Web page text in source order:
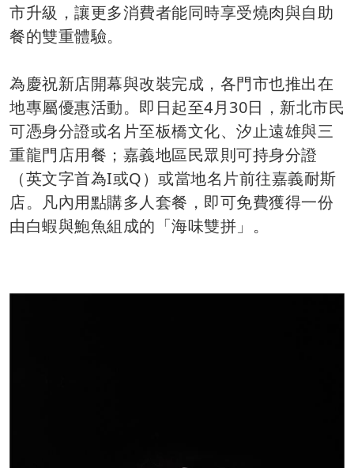
市升級，讓更多消費者能同時享受燒肉與自助
餐的雙重體驗。
為慶祝新店開幕與改裝完成，各門市也推出在
地專屬優惠活動。即日起至4月30日，新北市民
可憑身分證或名片至板橋文化、汐止遠雄與三
重龍門店用餐；嘉義地區民眾則可持身分證
（英文字首為I或Q）或當地名片前往嘉義耐斯
店。凡內用點購多人套餐，即可免費獲得一份
由白蝦與鮑魚組成的「海味雙拼」。